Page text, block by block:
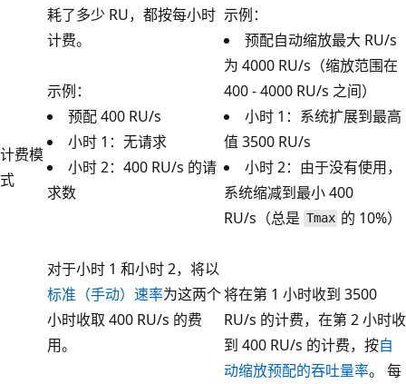
计费模
式
耗了多少 RU，都按每小时
计费。
示例：
预配 400 RU/s
小时 1：无请求
小时 2：400 RU/s 的请
求数
对于小时 1 和小时 2，将以
标准（手动）速率为这两个
小时收取 400 RU/s 的费
用。
示例：
预配自动缩放最大 RU/s
为 4000 RU/s（缩放范围在
400 - 4000 RU/s 之间）
小时 1：系统扩展到最高
值 3500 RU/s
小时 2：由于没有使用，
系统缩减到最小 400
RU/s（总是 Tmax 的 10%）
将在第 1 小时收到 3500
RU/s 的计费，在第 2 小时收
到 400 RU/s 的计费，按自
动缩放预配的吞吐量率。 每